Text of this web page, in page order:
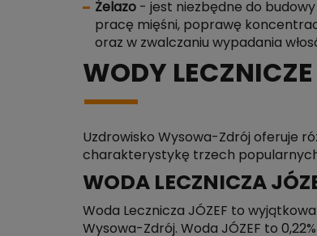
Żelazo - jest niezbędne do
pracę mięśni, poprawę
oraz w zwalczaniu wypadania
WODY
Uzdrowisko Wysowa-Zdrój oferuje
charakterystykę trzech popularnych
WODA LECZNICZA
Woda Lecznicza JÓZEF to
Wysowa-Zdrój. Woda JÓZEF to